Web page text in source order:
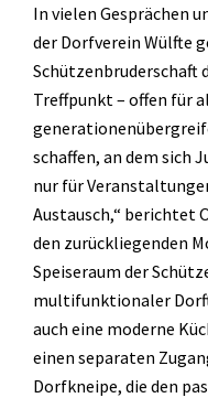
In vielen Gesprächen
der Dorfverein Wülfte
Schützenbruderschaft
Treffpunkt – offen für
schaffen, an dem sich
nur für
Austausch,“ berichtet
den zurückliegenden
Speiseraum der
multifunktionaler
auch eine moderne
einen separaten
Dorfkneipe, die den